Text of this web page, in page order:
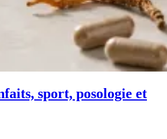
sport, posologie et